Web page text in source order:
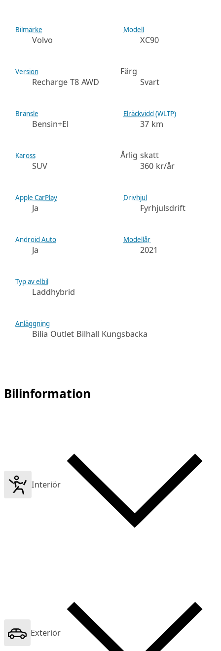
Bilmärke
Volvo
Modell
XC90
Version
Recharge T8 AWD
Färg
Svart
Bränsle
Bensin+El
Elräckvidd (WLTP)
37 km
Kaross
SUV
Årlig skatt
360 kr/år
Apple CarPlay
Ja
Drivhjul
Fyrhjulsdrift
Android Auto
Ja
Modellår
2021
Typ av elbil
Laddhybrid
Anläggning
Bilia Outlet Bilhall Kungsbacka
Bilinformation
Interiör
Exteriör